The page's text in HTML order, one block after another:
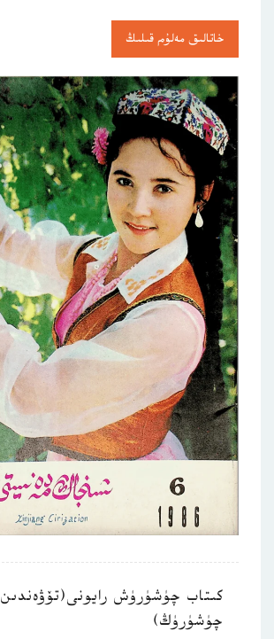
خاتالىق مەلۇم قىلىڭ
كىتاب چۈشۈرۈش رايونى(تۆۋەندىن
چۈشۈرۈڭ)